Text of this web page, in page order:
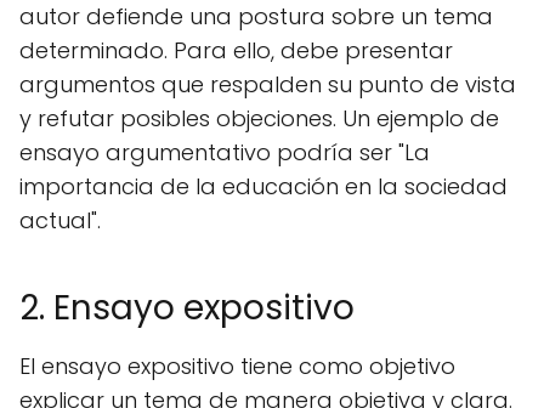
autor defiende una postura sobre un tema
determinado. Para ello, debe presentar
argumentos que respalden su punto de vista
y refutar posibles objeciones. Un ejemplo de
ensayo argumentativo podría ser "La
importancia de la educación en la sociedad
actual".
2. Ensayo expositivo
El ensayo expositivo tiene como objetivo
explicar un tema de manera objetiva y clara.